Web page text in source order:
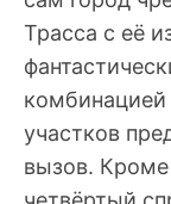
Трасса с её
участков
вызов.